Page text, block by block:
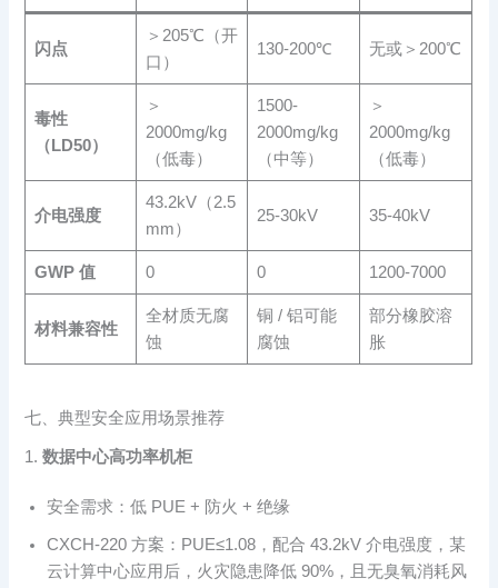
闪点
＞205℃（开
口）
130-200℃ 无或＞200℃
毒性
（LD50）
＞
2000mg/kg
（低毒）
1500-
2000mg/kg
（中等）
＞
2000mg/kg
（低毒）
介电强度
43.2kV（2.5
mm）
25-30kV 35-40kV
GWP 值 0 0 1200-7000
材料兼容性
全材质无腐
蚀
铜 / 铝可能
腐蚀
部分橡胶溶
胀
七、典型安全应用场景推荐
1.数据中心高功率机柜
安全需求：低 PUE + 防火 + 绝缘
CXCH-220 方案：PUE≤1.08，配合 43.2kV 介电强度，某
云计算中心应用后，火灾隐患降低 90%，且无臭氧消耗风